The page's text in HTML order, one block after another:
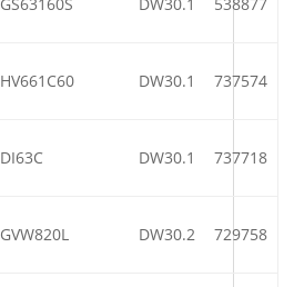
GS63160S DW30.1 538877
HV661C60 DW30.1 737574
DI63C DW30.1 737718
GVW820L DW30.2 729758